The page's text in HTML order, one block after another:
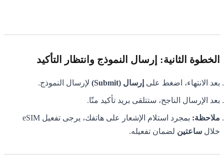
الخطوة الثانية: إرسال النموذج وانتظار التأكيد
بعد الانتهاء، اضغط على إرسال (Submit) لإرسال النموذج.
بعد الإرسال الناجح، ستتلقى بريد تأكيد منّا.
ملاحظة:
بمجرد استلام الإشعار على هاتفك، يرجى تفعيل eSIM
خلال ساعتين لضمان تفعيله.